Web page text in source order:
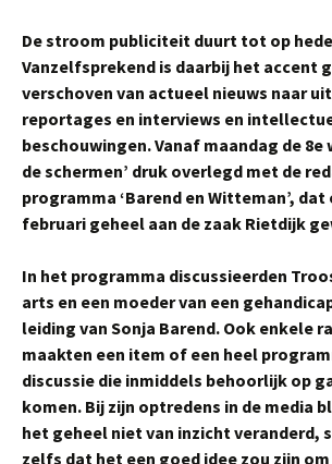
De stroom publiciteit duurt tot op
Vanzelfsprekend is daarbij het accent
verschoven van actueel nieuws naar
reportages en interviews en
beschouwingen. Vanaf maandag de 8e
de schermen’ druk overlegd met de
programma ‘Barend en Witteman’, dat
februari geheel aan de zaak Rietdijk
In het programma discussieerden
arts en een moeder van een
leiding van Sonja Barend. Ook enkele
maakten een item of een heel
discussie die inmiddels behoorlijk op
komen. Bij zijn optredens in de media
het geheel niet van inzicht veranderd,
zelfs dat het een goed idee zou zijn